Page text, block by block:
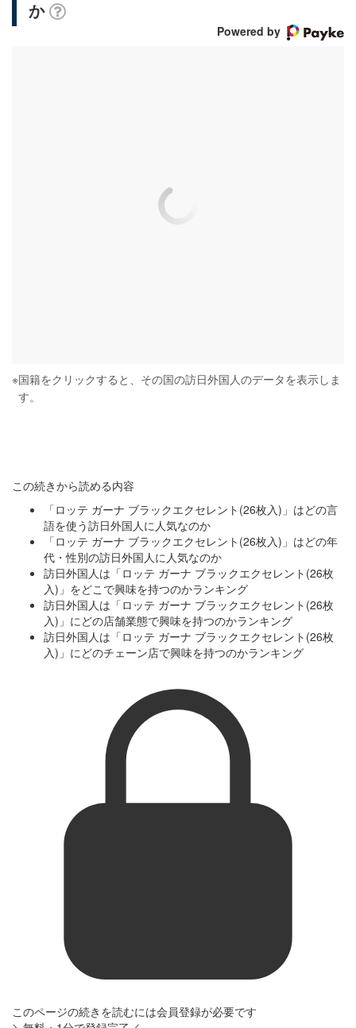
か
Powered by
※国籍をクリックすると、その国の訪日外国人のデータを表示しま
す。
この続きから読める内容
「ロッテ ガーナ ブラックエクセレント(26枚入)」はどの言
語を使う訪日外国人に人気なのか
「ロッテ ガーナ ブラックエクセレント(26枚入)」はどの年
代・性別の訪日外国人に人気なのか
訪日外国人は「ロッテ ガーナ ブラックエクセレント(26枚
入)」をどこで興味を持つのかランキング
訪日外国人は「ロッテ ガーナ ブラックエクセレント(26枚
入)」にどの店舗業態で興味を持つのかランキング
訪日外国人は「ロッテ ガーナ ブラックエクセレント(26枚
入)」にどのチェーン店で興味を持つのかランキング
このページの続きを読むには会員登録が必要です